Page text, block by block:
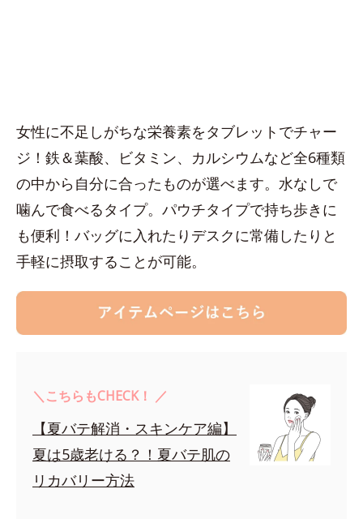
女性に不足しがちな栄養素をタブレットでチャー
ジ！鉄＆葉酸、ビタミン、カルシウムなど全6種類
の中から自分に合ったものが選べます。水なしで
噛んで食べるタイプ。パウチタイプで持ち歩きに
も便利！バッグに入れたりデスクに常備したりと
手軽に摂取することが可能。
＼こちらもCHECK！ ／
【夏バテ解消・スキンケア編】
夏は5歳老ける？！夏バテ肌の
リカバリー方法